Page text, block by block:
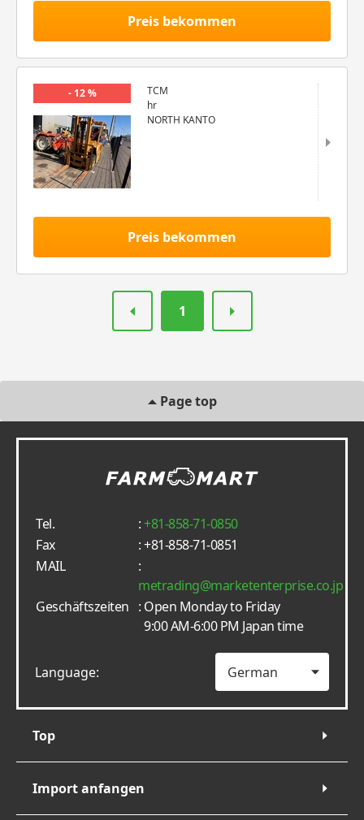
Preis bekommen
- 12 %
TCM
hr
NORTH KANTO
Preis bekommen
1
Page top
Tel. :+81-858-71-0850
Fax
: +81-858-71-0851
MAIL
:
metrading
marketenterprise.co.jp
Geschäftszeiten : Open Monday to Friday
9:00 AM-6:00 PM Japan time
Language:
Top
Import anfangen